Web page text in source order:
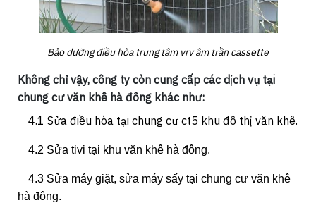
Bảo dưỡng điều hòa trung tâm vrv âm trần cassette
Không chỉ vậy, công ty còn cung cấp các dịch vụ tại
chung cư văn khê hà đông khác như:
4.1 Sửa điều hòa tại chung cư ct5 khu đô thị văn khê.
4.2 Sửa tivi tại khu văn khê hà đông.
4.3 Sửa máy giặt, sửa máy sấy tại chung cư văn khê
hà đông.